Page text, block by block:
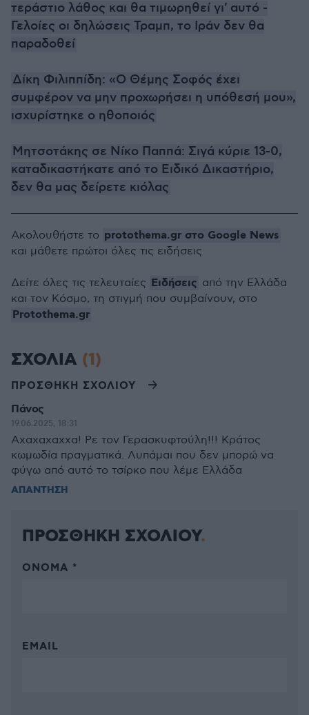
τεράστιο λάθος και θα τιμωρηθεί γι' αυτό -
Γελοίες οι δηλώσεις Τραμπ, το Ιράν δεν θα
παραδοθεί
Δίκη Φιλιππίδη: «Ο Θέμης Σοφός έχει
συμφέρον να μην προχωρήσει η υπόθεσή μου»,
ισχυρίστηκε ο ηθοποιός
Μητσοτάκης σε Νίκο Παππά: Σιγά κύριε 13-0,
καταδικαστήκατε από το Ειδικό Δικαστήριο,
δεν θα μας δείρετε κιόλας
Ακολουθήστε το protothema.gr στο Google News
και μάθετε πρώτοι όλες τις ειδήσεις
Δείτε όλες τις τελευταίες Ειδήσεις από την Ελλάδα
και τον Κόσμο, τη στιγμή που συμβαίνουν, στο
Protothema.gr
ΣΧΟΛΙΑ (1)
ΠΡΟΣΘΗΚΗ ΣΧΟΛΙΟΥ
Πάνος
19.06.2025, 18:31
Αχαχαχαχχα! Ρε τον Γερασκυφτούλη!!! Κράτος
κωμωδία πραγματικά. Λυπάμαι που δεν μπορώ να
φύγω από αυτό το τσίρκο που λέμε Ελλάδα
ΑΠΑΝΤΗΣΗ
ΠΡΟΣΘΗΚΗ ΣΧΟΛΙΟΥ
ΌΝΟΜΑ *
EMAIL